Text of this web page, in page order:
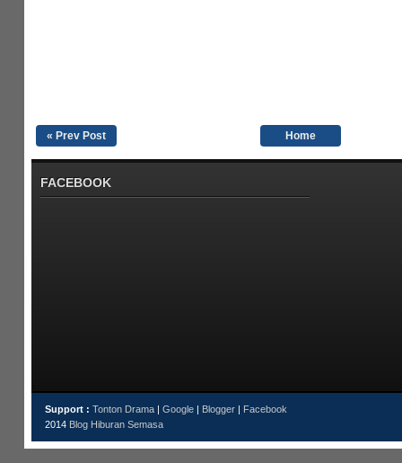
« Prev Post Home
FACEBOOK
Support : Tonton Drama | Google | Blogger | Facebook
2014 Blog Hiburan Semasa